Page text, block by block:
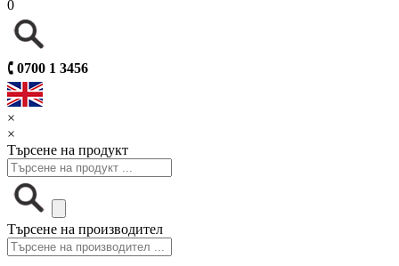
0
🕻 0700 1 3456
×
×
Търсене на продукт
Търсене на производител